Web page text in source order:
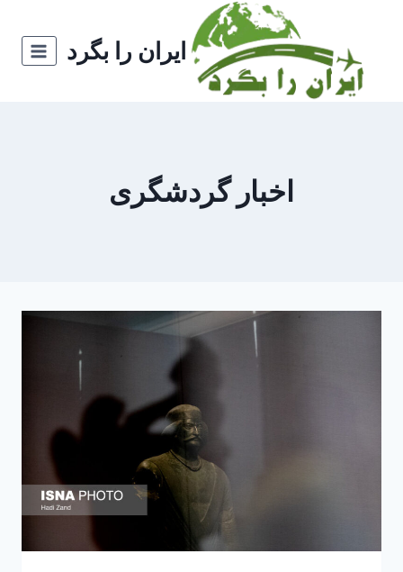
ایران را بگرد
اخبار گردشگری